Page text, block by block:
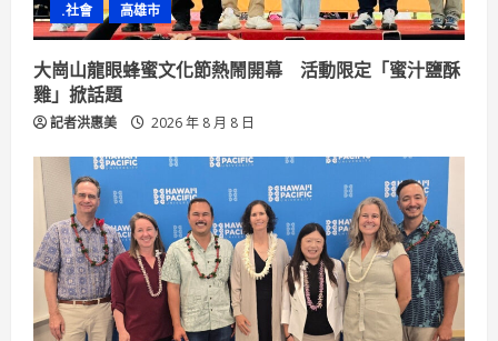
.社會 高雄市
大崗山龍眼蜂蜜文化節熱鬧開幕 活動限定「蜜汁鹽酥
雞」掀話題
記者洪惠美 2026 年 8 月 8 日